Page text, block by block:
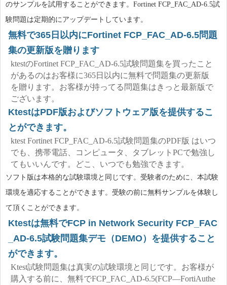
のサンプルを試用することができます。Fortinet FCP_FAC_AD-6.5試
験問題は定期的にアップデートしています。
無料で365日以内にFortinet FCP_FAC_AD-6.5問題
集の更新版を贈ります
ktestのFortinet FCP_FAC_AD-6.5試験問題集を買ったこと
があるのはお客様に365日以内に無料で問題集の更新版
を贈ります。お客様が持ってる問題集はきっと最新版で
ございます。
KtestはPDF版およびソフトウェア版を提供するこ
とができます。
ktest Fortinet FCP_FAC_AD-6.5試験問題集のPDF版 はいつ
でも、携帯電話、コンピュータ、タブレットPCで勉強し
てもいいんです。どこ、いつでも勉強できます。
ソフト版は本格的な試験環境と同じです。受験者のために、本試験
環境を適応することができます。受験の前に無料サンプルを体験し
て頂くことができます。
Ktestは無料でFCP in Network Security FCP_FAC
_AD-6.5試験問題集デモ（DEMO）を提供すること
ができます。
Ktest試験問題集は真実の試験環境と同じです。お客様が
購入する前に、無料でFCP_FAC_AD-6.5(FCP—FortiAuthe